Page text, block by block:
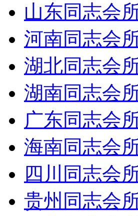
山东同志会
河南同志会
湖北同志会
湖南同志会
广东同志会
海南同志会
四川同志会
贵州同志会